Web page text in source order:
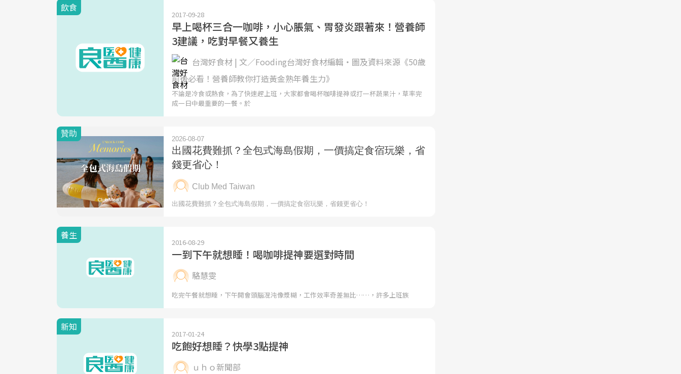
飲食
2017-09-28
早上喝杯三合一咖啡，小心脹氣、胃發炎跟著來！營養師
3建議，吃對早餐又養生
台灣好食材 | 文／Fooding台灣好食材編輯‧圖及資料來源《50歲
前後必看！營養師教你打造黃金熟年養生力》
不論是冷食或熱食，為了快速趕上班，大家都會喝杯咖啡提神或打一杯蔬果汁，草率完
成一日中最重要的一餐。於
養生
2016-08-29
一到下午就想睡！喝咖啡提神要選對時間
駱慧雯
吃完午餐就想睡，下午開會頭腦混沌像漿糊，工作效率奇差無比……，許多上班族
新知
2017-01-24
吃飽好想睡？快學3點提神
ｕｈｏ新聞部